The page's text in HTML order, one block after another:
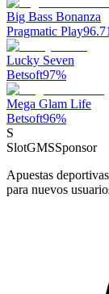
Big Bass Bonanza
Pragmatic Play96.71
Lucky Seven
Betsoft97%
Mega Glam Life
Betsoft96%
S
SlotGMSSponsor
Apuestas
para nuevos